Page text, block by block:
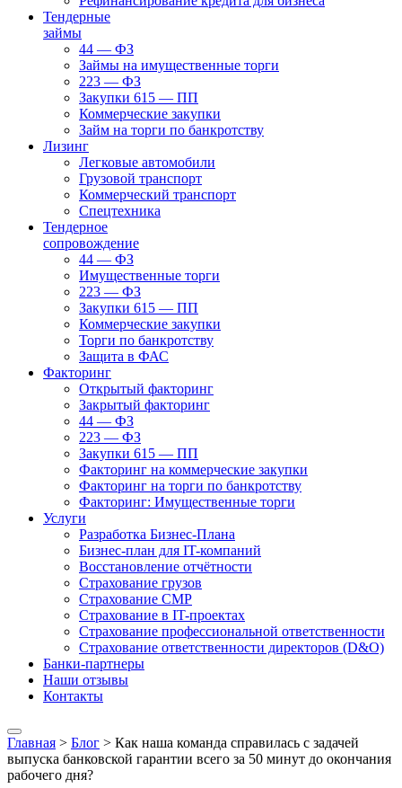
Тендерные
займы
44 — ФЗ
Займы на имущественные торги
223 — ФЗ
Закупки 615 — ПП
Коммерческие закупки
Займ на торги по банкротству
Лизинг
Легковые автомобили
Грузовой транспорт
Коммерческий транспорт
Спецтехника
Тендерное
сопровождение
44 — ФЗ
Имущественные торги
223 — ФЗ
Закупки 615 — ПП
Коммерческие закупки
Торги по банкротству
Защита в ФАС
Факторинг
Открытый факторинг
Закрытый факторинг
44 — ФЗ
223 — ФЗ
Закупки 615 — ПП
Факторинг на коммерческие закупки
Факторинг на торги по банкротству
Факторинг: Имущественные торги
Услуги
Разработка Бизнес-Плана
Бизнес-план для IT-компаний
Восстановление отчётности
Страхование грузов
Страхование СМР
Страхование в IT-проектах
Страхование профессиональной ответственности
Страхование ответственности директоров (D&O)
Банки-партнеры
Наши отзывы
Контакты
Главная > Блог > Как наша команда справилась с задачей
выпуска банковской гарантии всего за 50 минут до окончания
рабочего дня?